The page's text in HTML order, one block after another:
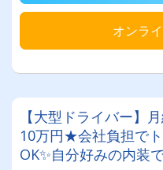
オンラ
【大型ドライバー】
10万円★会社負担で
OK✨自分好みの内装